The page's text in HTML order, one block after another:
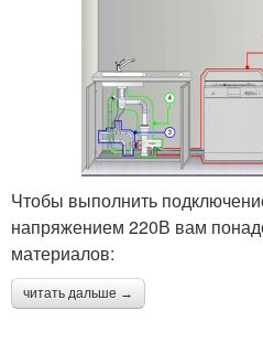
Чтобы выполнить
напряжением 220В вам
материалов:
читать дальше →